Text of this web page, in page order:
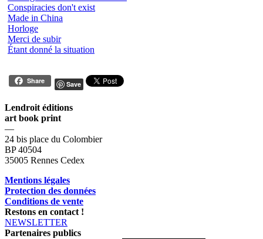
Conspiracies don't exist
Made in China
Horloge
Merci de subir
Étant donné la situation
Share Save
Lendroit éditions
art book print
—
24 bis place du Colombier
BP 40504
35005 Rennes Cedex
Mentions légales
Protection des données
Conditions de vente
Restons en contact !
NEWSLETTER
Partenaires publics